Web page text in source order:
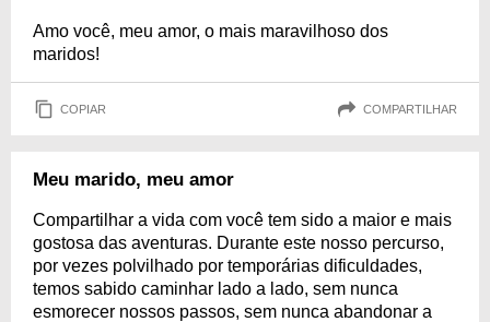
Amo você, meu amor, o mais maravilhoso dos
maridos!
COPIAR COMPARTILHAR
Meu marido, meu amor
Compartilhar a vida com você tem sido a maior e mais
gostosa das aventuras. Durante este nosso percurso,
por vezes polvilhado por temporárias dificuldades,
temos sabido caminhar lado a lado, sem nunca
esmorecer nossos passos, sem nunca abandonar a